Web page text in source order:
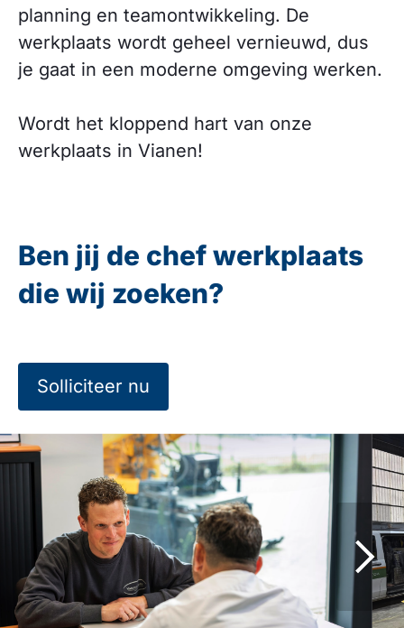
planning en teamontwikkeling. De
werkplaats wordt geheel vernieuwd, dus
je gaat in een moderne omgeving werken.
Wordt het kloppend hart van onze
werkplaats in Vianen!
Ben jij de chef werkplaats
die wij zoeken?
Solliciteer nu